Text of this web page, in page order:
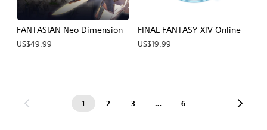
FANTASIAN Neo Dimension
US$49.99
FINAL FANTASY XIV Online
US$19.99
1 2 3 … 6